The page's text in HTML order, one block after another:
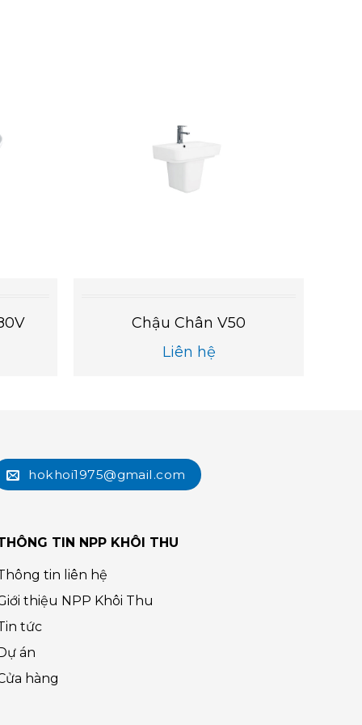
Chậu Chân V50
Liên hệ
hokhoi1975@gmail.com
TIN NPP KHÔI THU
tin liên hệ
thiệu NPP Khôi Thu
tức
Dự án
hàng